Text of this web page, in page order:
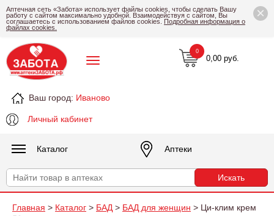
×
Аптечная сеть «Забота» использует файлы cookies, чтобы сделать Вашу
работу с сайтом максимально удобной. Взаимодействуя с сайтом, Вы
соглашаетесь с использованием файлов cookies. Подробная информация о
файлах cookies.
Ваш город: Иваново
Личный кабинет
0,00 руб.
0
Каталог Аптеки
Главная > Каталог > БАД > БАД для женщин > Ци-клим крем